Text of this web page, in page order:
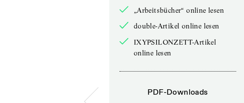
„Arbeitsbücher“ online lesen
double-Artikel online lesen
IXYPSILONZETT-Artikel
online lesen
PDF-Downloads